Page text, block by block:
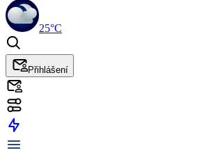
25°C
Přihlášení